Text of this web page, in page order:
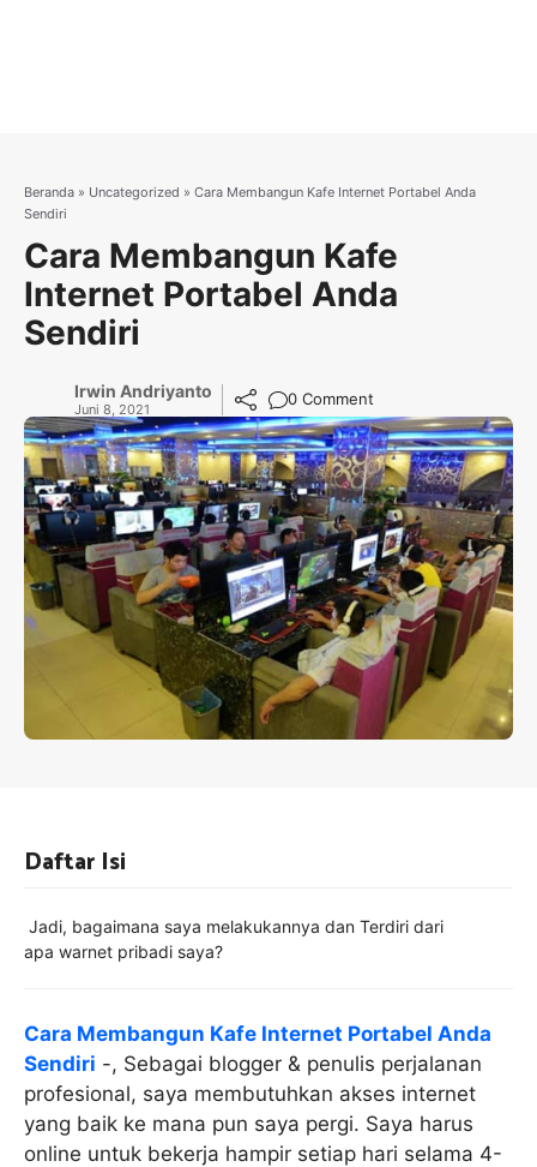
Beranda » Uncategorized » Cara Membangun Kafe Internet Portabel Anda
Sendiri
Cara Membangun Kafe
Internet Portabel Anda
Sendiri
Irwin Andriyanto
Juni 8, 2021
0 Comment
Cara Membangun Kafe Internet Portabel Anda
Sendiri -, Sebagai blogger & penulis perjalanan
profesional, saya membutuhkan akses internet
yang baik ke mana pun saya pergi. Saya harus
online untuk bekerja hampir setiap hari selama 4-
Daftar Isi
Jadi, bagaimana saya melakukannya dan Terdiri dari
apa warnet pribadi saya?